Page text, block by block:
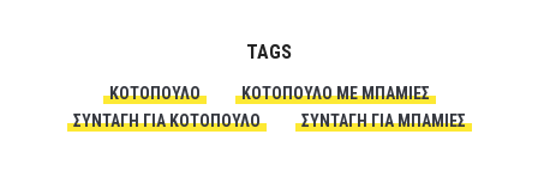
TAGS
ΚΟΤΌΠΟΥΛΟ
ΚΟΤΌΠΟΥΛΟ ΜΕ ΜΠΆΜΙΕΣ
ΣΥΝΤΑΓΗ ΓΙΑ ΚΟΤΟΠΟΥΛΟ
ΣΥΝΤΑΓΗ ΓΙΑ ΜΠΑΜΙΕΣ